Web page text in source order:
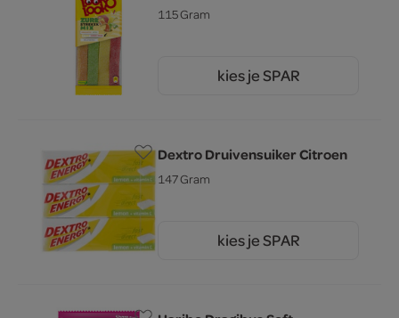
115 Gram
kies je SPAR
Dextro Druivensuiker Citroen
147 Gram
kies je SPAR